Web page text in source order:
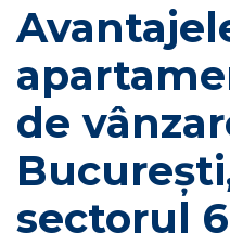
de
sectorul 6